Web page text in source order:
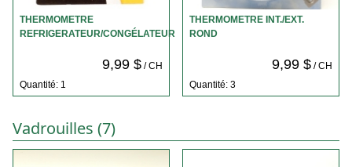
THERMOMETRE
REFRIGERATEUR/CONGÉLATEUR
9,99 $/ CH
Quantité: 1
THERMOMETRE INT./EXT.
ROND
9,99 $/ CH
Quantité: 3
Vadrouilles (7)